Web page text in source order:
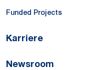
Funded Projects
Karriere
Newsroom